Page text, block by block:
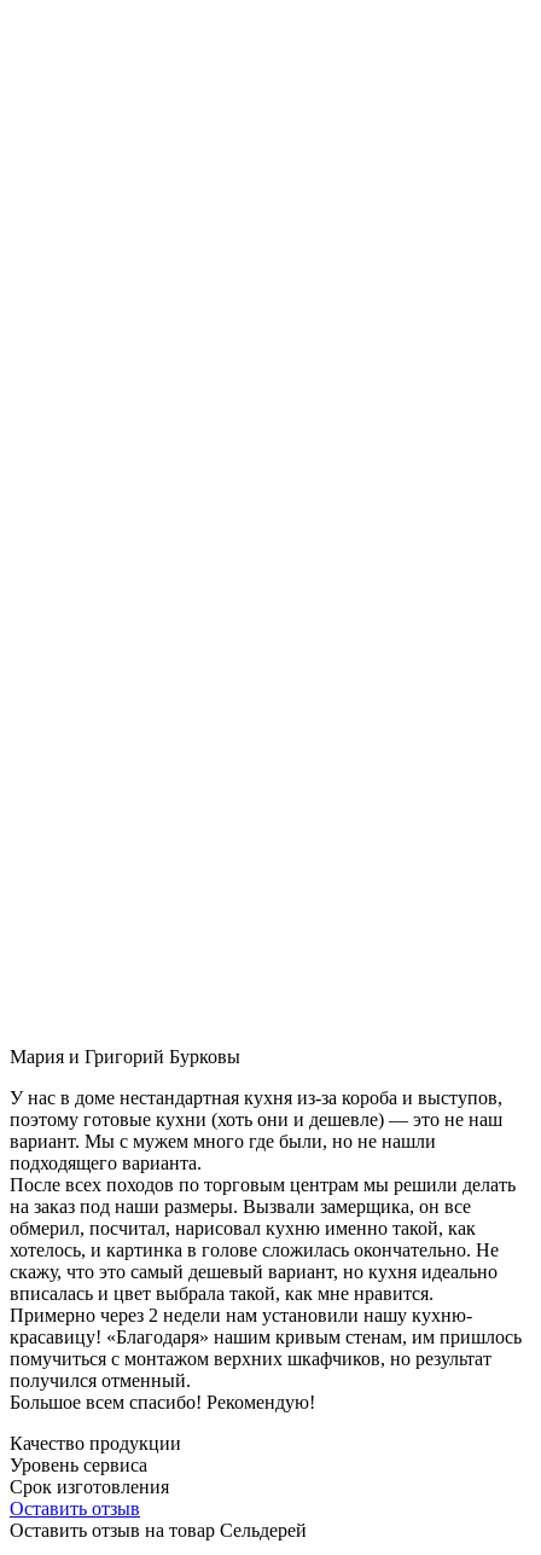
Мария и Григорий Бурковы
У нас в доме нестандартная кухня из-за короба и выступов,
поэтому готовые кухни (хоть они и дешевле) — это не наш
вариант. Мы с мужем много где были, но не нашли
подходящего варианта.
После всех походов по торговым центрам мы решили делать
на заказ под наши размеры. Вызвали замерщика, он все
обмерил, посчитал, нарисовал кухню именно такой, как
хотелось, и картинка в голове сложилась окончательно. Не
скажу, что это самый дешевый вариант, но кухня идеально
вписалась и цвет выбрала такой, как мне нравится.
Примерно через 2 недели нам установили нашу кухню-
красавицу! «Благодаря» нашим кривым стенам, им пришлось
помучиться с монтажом верхних шкафчиков, но результат
получился отменный.
Большое всем спасибо! Рекомендую!
Качество продукции
Уровень сервиса
Срок изготовления
Оставить отзыв
Оставить отзыв на товар Сельдерей